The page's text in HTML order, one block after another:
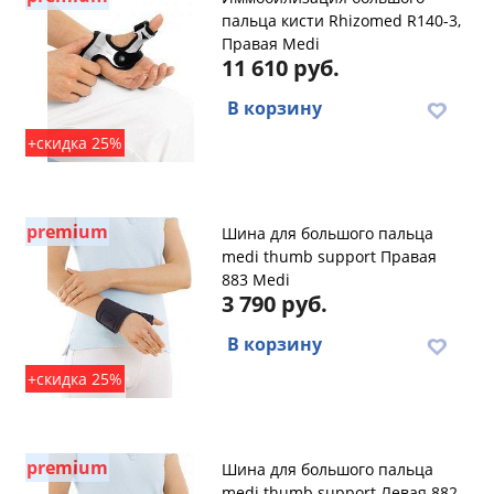
+скидка 25%
пальца кисти Rhizomed R140-3,
Правая Medi
11 610 руб.
В корзину
premium
+скидка 25%
Шина для большого пальца
medi thumb support Правая
883 Medi
3 790 руб.
В корзину
premium
Шина для большого пальца